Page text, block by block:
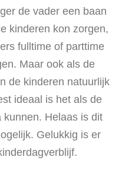
de vader een baan
kinderen kon zorgen,
fulltime of parttime
Maar ook als de
de kinderen natuurlijk
ideaal is het als de
kunnen. Helaas is dit
Gelukkig is er